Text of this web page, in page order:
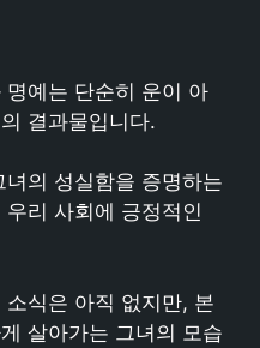
예는 단순히 운이 아
결과물입니다.
의 성실함을 증명하는
리 사회에 긍정적인
식은 아직 없지만, 본
살아가는 그녀의 모습